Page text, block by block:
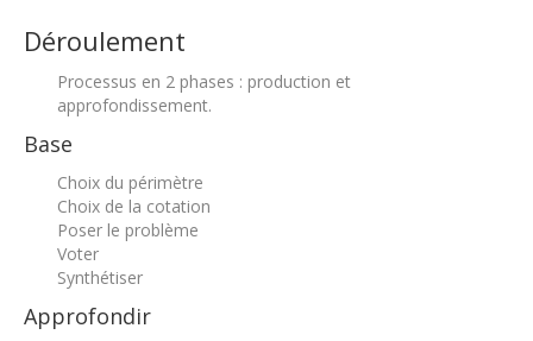
Déroulement
Processus en 2 phases : production et
approfondissement.
Base
Choix du périmètre
Choix de la cotation
Poser le problème
Voter
Synthétiser
Approfondir